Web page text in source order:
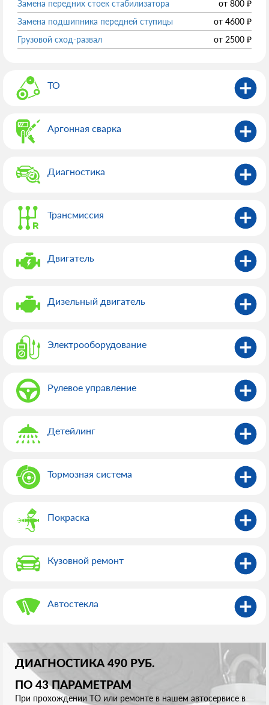
Замена передних стоек стабилизатора от 800 ₽
Замена подшипника передней ступицы
от 4600 ₽
Грузовой сход-развал
от 2500 ₽
ТО
Аргонная сварка
Диагностика
Трансмиссия
Двигатель
Дизельный двигатель
Электрооборудованиe
Рулевое управление
Детейлинг
Тормозная система
Покраска
Кузовной ремонт
Автостекла
ДИАГНОСТИКА 490 РУБ.
ПО 43 ПАРАМЕТРАМ
При прохождении ТО или ремонте в нашем автосервисе в